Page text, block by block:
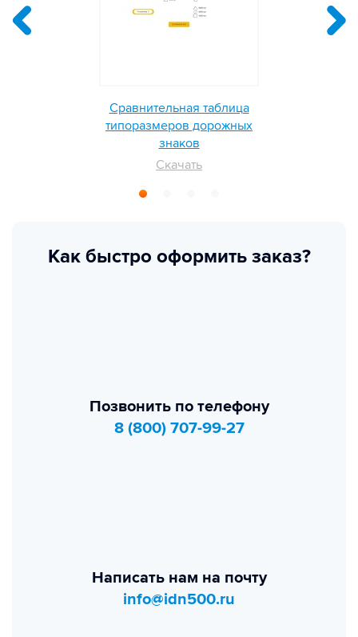
Сравнительная таблица
типоразмеров дорожных
знаков
Скачать
Как быстро оформить заказ?
Позвонить по телефону
8 (800) 707-99-27
Написать нам на почту
info@idn500.ru